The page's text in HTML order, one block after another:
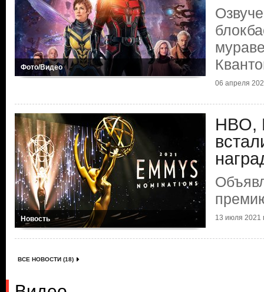
Фото/Видео
06 апреля
Новость
HBO,
13 июля 2021
ВСЕ НОВОСТИ (18)